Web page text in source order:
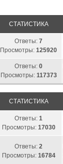
СТАТИСТИКА
Ответы: 7
Просмотры: 125920
Ответы: 0
Просмотры: 117373
СТАТИСТИКА
Ответы: 1
Просмотры: 17030
Ответы: 2
Просмотры: 16784